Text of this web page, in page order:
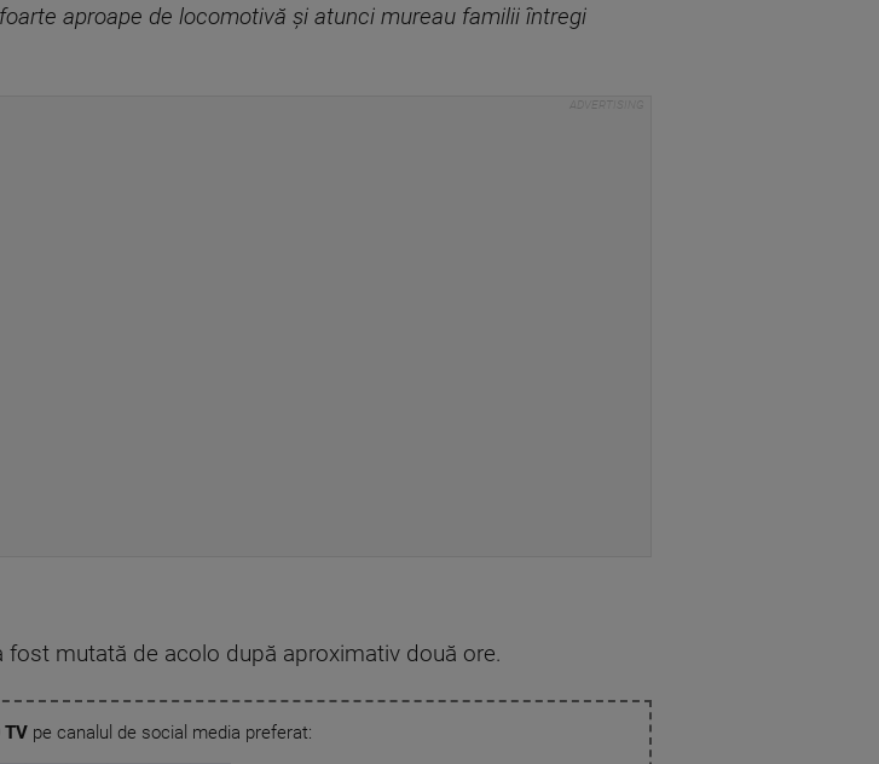
aproape de locomotivă şi atunci mureau familii întregi
mutată de acolo după aproximativ două ore.
TVpe canalul de social media preferat: